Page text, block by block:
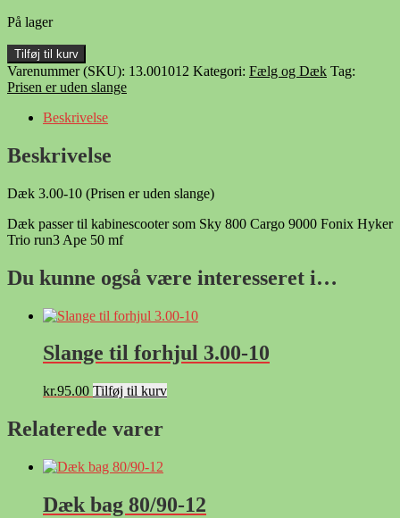
På lager
Dæk
for
3.00-
antal
Tilføj til kurv
Varenummer (SKU): 13.001012 Kategori: Fælg og Dæk Tag:
Prisen er uden slange
Beskrivelse
Beskrivelse
Dæk 3.00-10 (Prisen er uden slange)
Dæk passer til kabinescooter som Sky 800 Cargo 9000 Fonix Hyker
Trio run3 Ape 50 mf
Du kunne også være interesseret i…
Slange til forhjul 3.00-10
kr.95.00 Tilføj til kurv
Relaterede varer
Dæk bag 80/90-12